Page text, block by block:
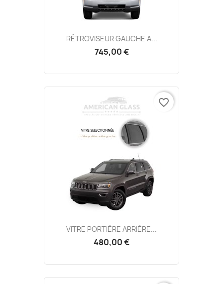
RÉTROVISEUR GAUCHE A...
745,00 €
VITRE PORTIÈRE ARRIÈRE...
480,00 €
favorite_border